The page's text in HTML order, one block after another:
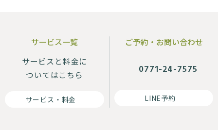
サービス一覧
サービスと料金に
ついてはこちら
サービス・料金
ご予約・お問い合わせ
0771-24-7575
LINE予約